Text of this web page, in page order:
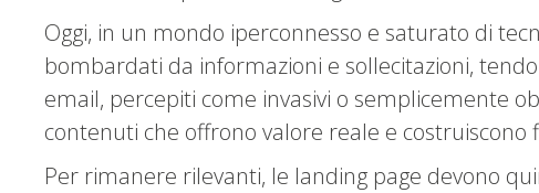
Oggi, in un mondo iperconnesso e saturato di
bombardati da informazioni e sollecitazioni,
email, percepiti come invasivi o semplicemente
contenuti che offrono valore reale e costruiscono
Per rimanere rilevanti, le landing page devono